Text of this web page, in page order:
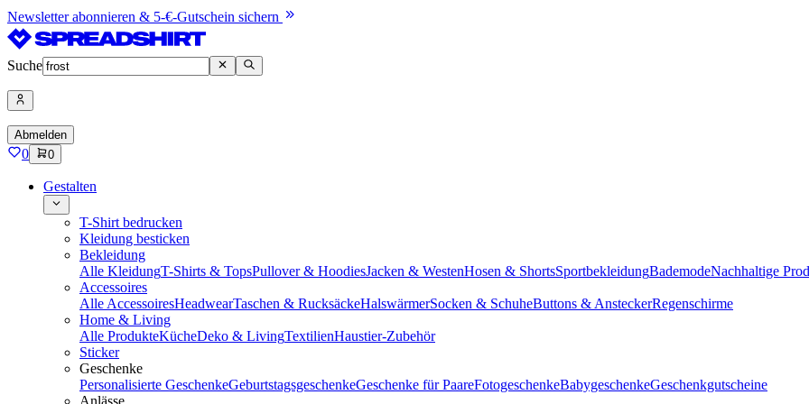
Newsletter abonnieren & 5-€-Gutschein sichern
Suche
Abmelden
0 0
Gestalten
T-Shirt bedrucken
Kleidung besticken
Bekleidung
Alle KleidungT-Shirts & TopsPullover & HoodiesJacken & WestenHosen & ShortsSportbekleidungBademodeNachhaltige
Accessoires
Alle AccessoiresHeadwearTaschen & RucksäckeHalswärmerSocken & SchuheButtons & AnsteckerRegenschirme
Home & Living
Alle ProdukteKücheDeko & LivingTextilienHaustier-Zubehör
Sticker
Geschenke
Personalisierte GeschenkeGeburtstagsgeschenkeGeschenke für PaareFotogeschenkeBabygeschenkeGeschenkgutscheine